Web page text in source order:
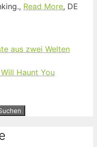
Read More, DE
aus zwei Welten
Haunt You